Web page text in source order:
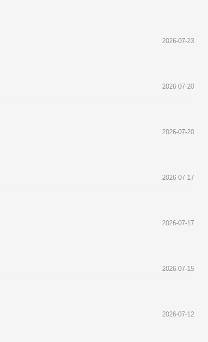
2026-07-23
2026-07-20
2026-07-20
2026-07-17
2026-07-17
2026-07-15
2026-07-12